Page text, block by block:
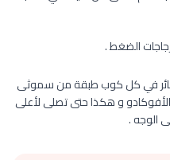
الضغط .
في كل كوب طبقة من سموثى
و هكذا حتى تصلى لأعلى
الوجه .